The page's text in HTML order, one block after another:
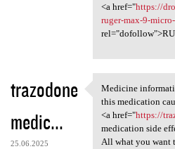
<a href="https://
ruger-max-9-micro-
trazodone
medic...
25.06.2025
Medicine
Medicine
this medication
<a href="https://
medication side
All what you want